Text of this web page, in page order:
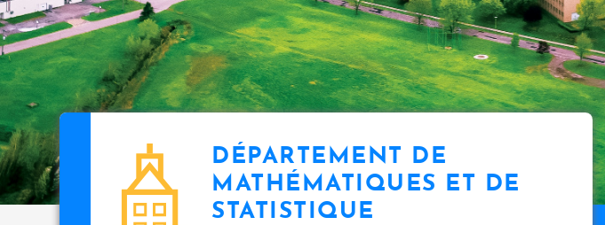
DÉPARTEMENT DE
MATHÉMATIQUES ET DE
STATISTIQUE